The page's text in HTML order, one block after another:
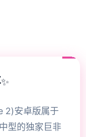
✨
2)安卓版属于
型的独家巨非